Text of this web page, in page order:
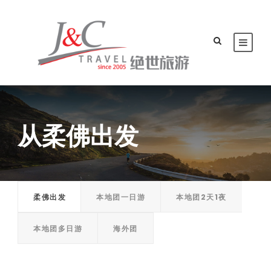
从柔佛出发
柔佛出发 本地团一日游 本地团2天1夜
本地团多日游 海外团